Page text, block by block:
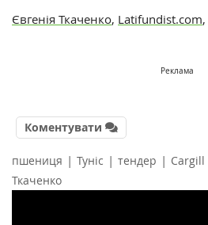
Євгенія Ткаченко, Latifundist.com
Реклама
Коментувати
пшениця | Туніс | тендер | Cargill
Ткаченко